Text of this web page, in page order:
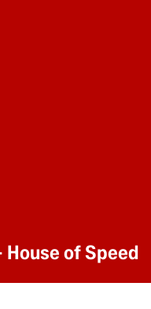
House of Speed